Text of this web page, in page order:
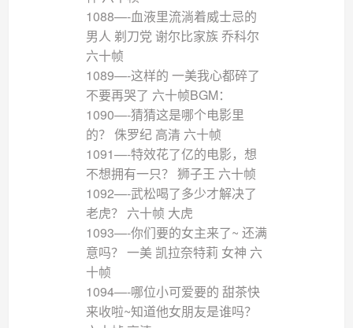
1088—-血液里流淌着威士忌的
男人 剃刀党 谢尔比家族 乔科尔
六十帧
1089—-这样的 一美我心都碎了
不要再哭了 六十帧BGM：
1090—-猜猜这是哪个电影里
的？ 侏罗纪 高清 六十帧
1091—-特效花了亿的电影，想
不想拥有一只？ 狮子王 六十帧
1092—-武松喝了多少才解决了
老虎？ 六十帧 大虎
1093—-你们要的女主来了~ 还满
意吗？ 一美 凯拉奈特莉 女神 六
十帧
1094—-哪位小可爱要的 甜茶快
来收啦~知道他女朋友是谁吗？